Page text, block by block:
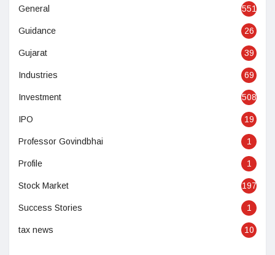
General 551
Guidance 26
Gujarat 39
Industries 69
Investment 508
IPO 19
Professor Govindbhai 1
Profile 1
Stock Market 197
Success Stories 1
tax news 10